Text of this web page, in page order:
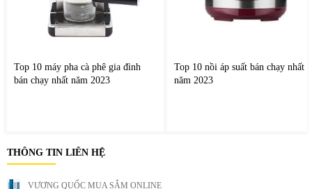
Giảm nhiệt nhanh trong không gian mở
Máy hoạt động hiệu quả trong không gian mở hoặc bán mở
Top 10 máy pha cà phê gia đình
bán chạy nhất năm 2023
Top 10 nồi áp suất bán chạy nhất
năm 2023
THÔNG TIN LIÊN HỆ
VƯƠNG QUỐC MUA SẮM ONLINE